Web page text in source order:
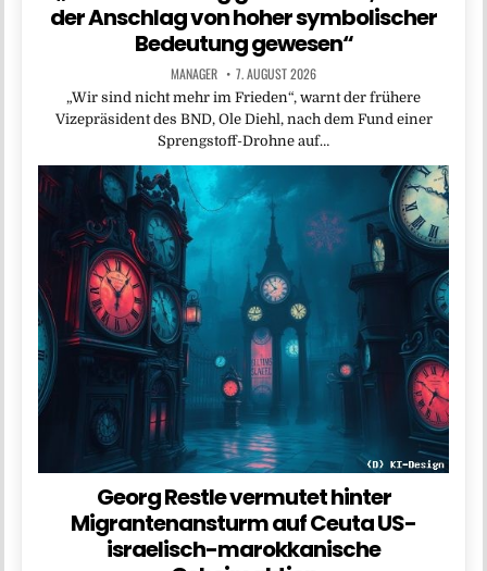
der Anschlag von hoher symbolischer
Bedeutung gewesen“
MANAGER 7. AUGUST 2026
„Wir sind nicht mehr im Frieden“, warnt der frühere
Vizepräsident des BND, Ole Diehl, nach dem Fund einer
Sprengstoff-Drohne auf…
Georg Restle vermutet hinter
Migrantenansturm auf Ceuta US-
israelisch-marokkanische